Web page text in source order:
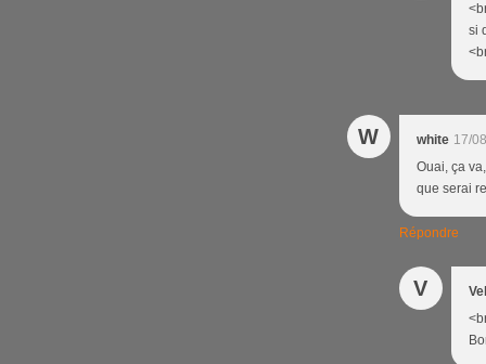
si
W white 17/
Ouai, ça
que serai
Répondre
V